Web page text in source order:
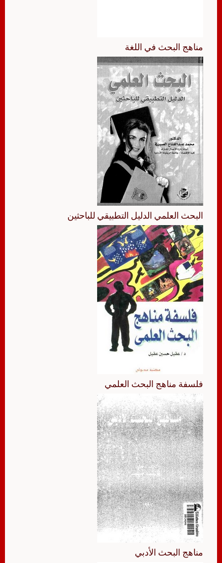
مناهج البحث في اللغة
البحث العلمي الدليل التطبيقي للباحثين
فلسفة مناهج البحث العلمي
مناهج البحث الأدبي